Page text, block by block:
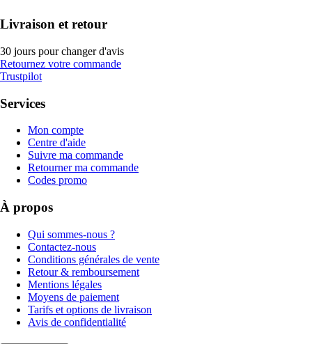
Livraison et retour
30 jours pour changer d'avis
Retournez votre commande
Trustpilot
Services
Mon compte
Centre d'aide
Suivre ma commande
Retourner ma commande
Codes promo
À propos
Qui sommes-nous ?
Contactez-nous
Conditions générales de vente
Retour & remboursement
Mentions légales
Moyens de paiement
Tarifs et options de livraison
Avis de confidentialité